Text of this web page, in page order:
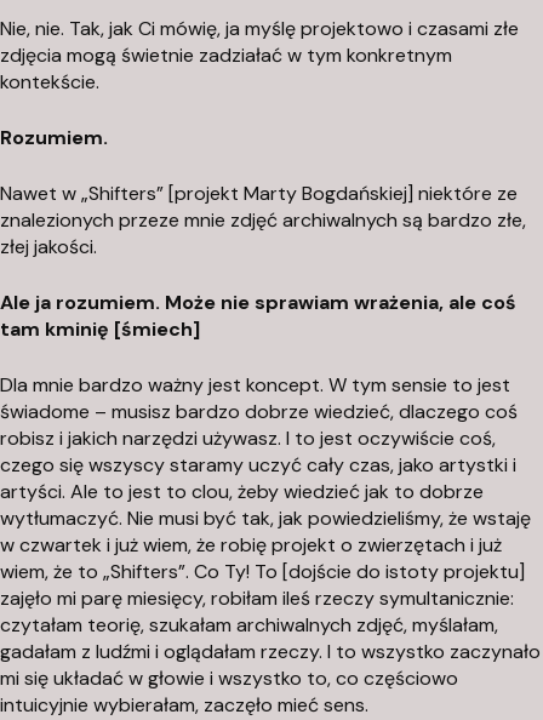
Nie, nie. Tak, jak Ci mówię, ja myślę projektowo i czasami złe
zdjęcia mogą świetnie zadziałać w tym konkretnym
kontekście.
Rozumiem.
Nawet w „Shifters” [projekt Marty Bogdańskiej] niektóre ze
znalezionych przeze mnie zdjęć archiwalnych są bardzo złe,
złej jakości.
Ale ja rozumiem. Może nie sprawiam wrażenia, ale coś
tam kminię [śmiech]
Dla mnie bardzo ważny jest koncept. W tym sensie to jest
świadome – musisz bardzo dobrze wiedzieć, dlaczego coś
robisz i jakich narzędzi używasz. I to jest oczywiście coś,
czego się wszyscy staramy uczyć cały czas, jako artystki i
artyści. Ale to jest to clou, żeby wiedzieć jak to dobrze
wytłumaczyć. Nie musi być tak, jak powiedzieliśmy, że wstaję
w czwartek i już wiem, że robię projekt o zwierzętach i już
wiem, że to „Shifters”. Co Ty! To [dojście do istoty projektu]
zajęło mi parę miesięcy, robiłam ileś rzeczy symultanicznie:
czytałam teorię, szukałam archiwalnych zdjęć, myślałam,
gadałam z ludźmi i oglądałam rzeczy. I to wszystko zaczynało
mi się układać w głowie i wszystko to, co częściowo
intuicyjnie wybierałam, zaczęło mieć sens.